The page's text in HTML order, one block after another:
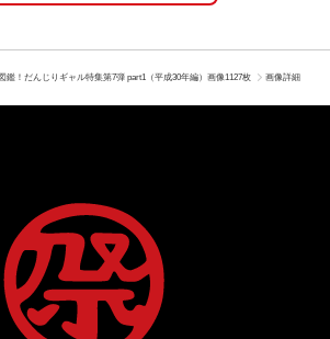
鑑！だんじりギャル特集第7弾 part1（平成30年編）画像1127枚 画像詳細